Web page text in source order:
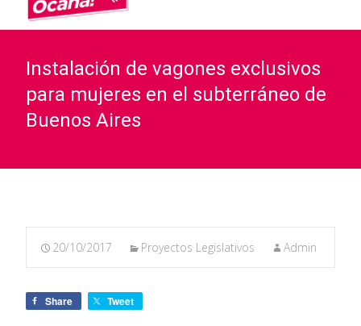
Instalación de vagones exclusivos
para mujeres en el subterráneo de
Buenos Aires
20/10/2017 Proyectos Legislativos Admin
Share Tweet